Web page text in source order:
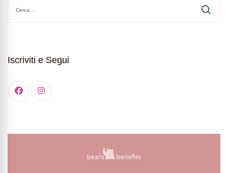
per:
Iscriviti e Segui